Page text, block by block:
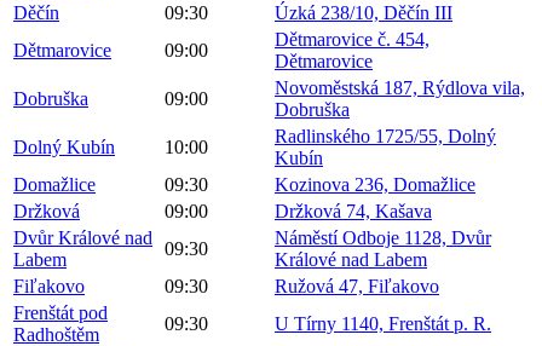
Děčín
09:30
Úzká 238/10, Děčín III
Dětmarovice
09:00
Dětmarovice č. 454,
Dětmarovice
Dobruška
09:00
Novoměstská 187, Rýdlova vila,
Dobruška
Dolný Kubín
10:00
Radlinského 1725/55, Dolný
Kubín
Domažlice
09:30
Kozinova 236, Domažlice
Držková
09:00
Držková 74, Kašava
Dvůr Králové nad
Labem
09:30
Náměstí Odboje 1128, Dvůr
Králové nad Labem
Fiľakovo
09:30
Ružová 47, Fiľakovo
Frenštát pod
Radhoštěm
09:30
U Tírny 1140, Frenštát p. R.